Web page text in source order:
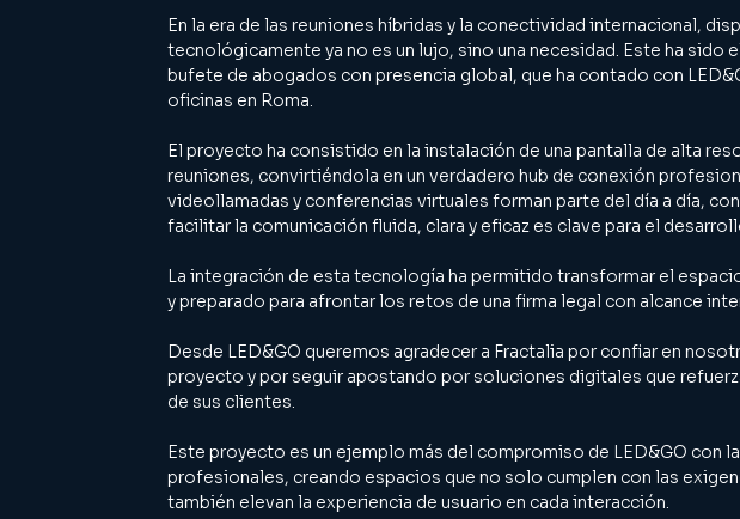
En la era de las reuniones híbridas y la conectividad internacional,
tecnológicamente ya no es un lujo, sino una necesidad. Este ha sido
bufete de abogados con presencia global, que ha contado con
oficinas en Roma.
El proyecto ha consistido en la instalación de una pantalla de alta
reuniones, convirtiéndola en un verdadero hub de conexión
videollamadas y conferencias virtuales forman parte del día a día,
facilitar la comunicación fluida, clara y eficaz es clave para el
La integración de esta tecnología ha permitido transformar el
y preparado para afrontar los retos de una firma legal con alcance
Desde LED&GO queremos agradecer a Fractalia por confiar en
proyecto y por seguir apostando por soluciones digitales que
de sus clientes.
Este proyecto es un ejemplo más del compromiso de LED&GO con
profesionales, creando espacios que no solo cumplen con las
también elevan la experiencia de usuario en cada interacción.